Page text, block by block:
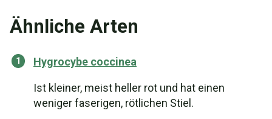
Ähnliche Arten
Hygrocybe coccinea
Ist kleiner, meist heller rot und hat einen
weniger faserigen, rötlichen Stiel.